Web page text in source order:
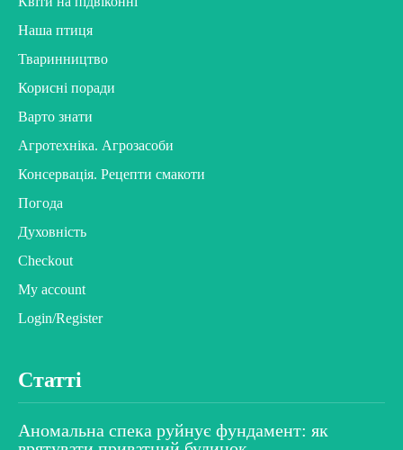
Наша птиця
Тваринництво
Корисні поради
Варто знати
Агротехніка. Агрозасоби
Консервація. Рецепти смакоти
Погода
Духовність
Checkout
My account
Login/Register
Статті
Аномальна спека руйнує фундамент: як